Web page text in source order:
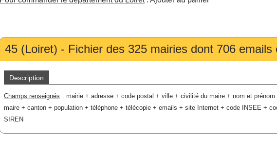
45 (Loiret) - Fichier des 325 mairies dont 706
Description
Champs renseignés : mairie + adresse + code postal + ville + civilité du maire + nom et prénom
maire + canton + population + téléphone + télécopie + emails + site Internet + code INSEE +
SIREN